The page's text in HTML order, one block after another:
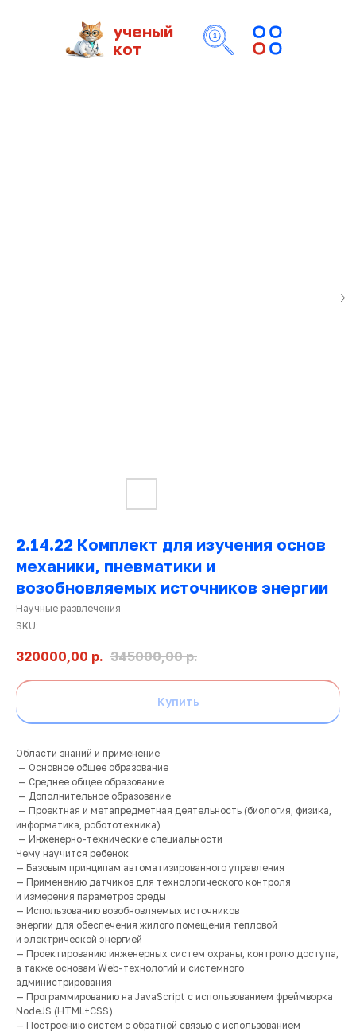
ученый
кот
2.14.22 Комплект для изучения основ
механики, пневматики и
возобновляемых источников энергии
Научные развлечения
SKU:
320000,00 р. 345000,00 р.
Купить
Области знаний и применение
— Основное общее образование
— Среднее общее образование
— Дополнительное образование
— Проектная и метапредметная деятельность (биология, физика,
информатика, робототехника)
— Инженерно-технические специальности
Чему научится ребенок
— Базовым принципам автоматизированного управления
— Применению датчиков для технологического контроля
и измерения параметров среды
— Использованию возобновляемых источников
энергии для обеспечения жилого помещения тепловой
и электрической энергией
— Проектированию инженерных систем охраны, контролю доступа,
а также основам Web-технологий и системного
администрирования
— Программированию на JavaScript с использованием фреймворка
NodeJS (HTML+CSS)
— Построению систем с обратной связью с использованием